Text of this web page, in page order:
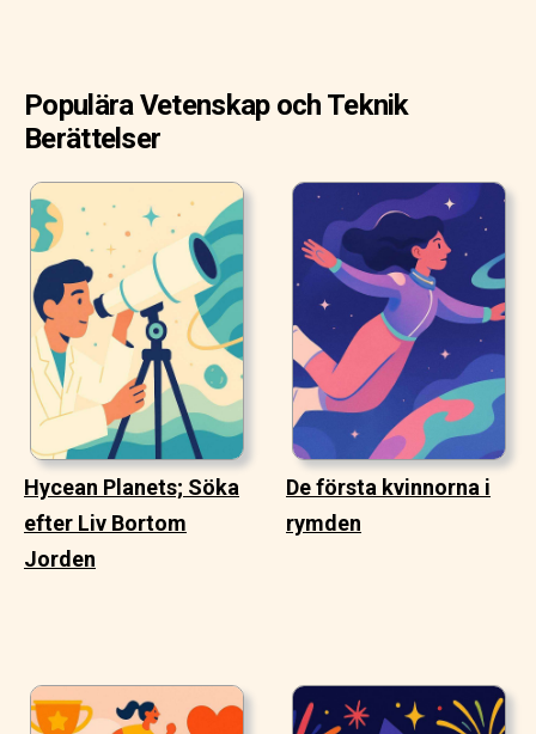
Populära Vetenskap och Teknik
Berättelser
Hycean Planets; Söka
efter Liv Bortom
Jorden
De första kvinnorna i
rymden